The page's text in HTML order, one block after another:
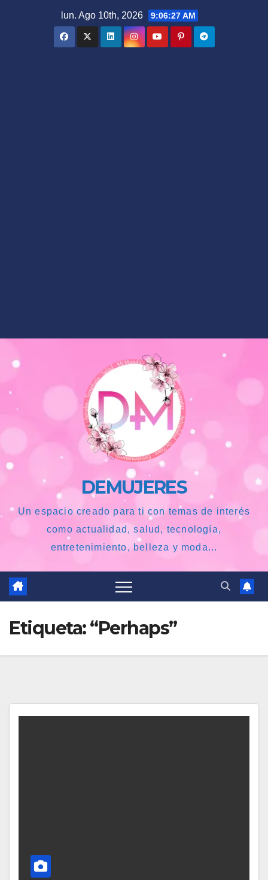
lun. Ago 10th, 2026 9:06:28 AM
DEMUJERES
Un espacio creado para ti con temas de interés
como actualidad, salud, tecnología,
entretenimiento, belleza y moda...
Etiqueta:“Perhaps”